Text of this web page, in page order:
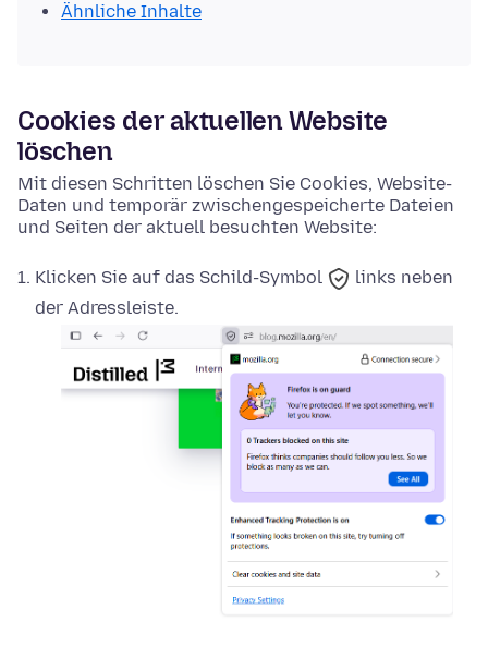
Ähnliche Inhalte
Cookies der aktuellen Website
löschen
Mit diesen Schritten löschen Sie Cookies, Website-
Daten und temporär zwischengespeicherte Dateien
und Seiten der aktuell besuchten Website:
Klicken Sie auf das Schild-Symbol
links neben
der Adressleiste.